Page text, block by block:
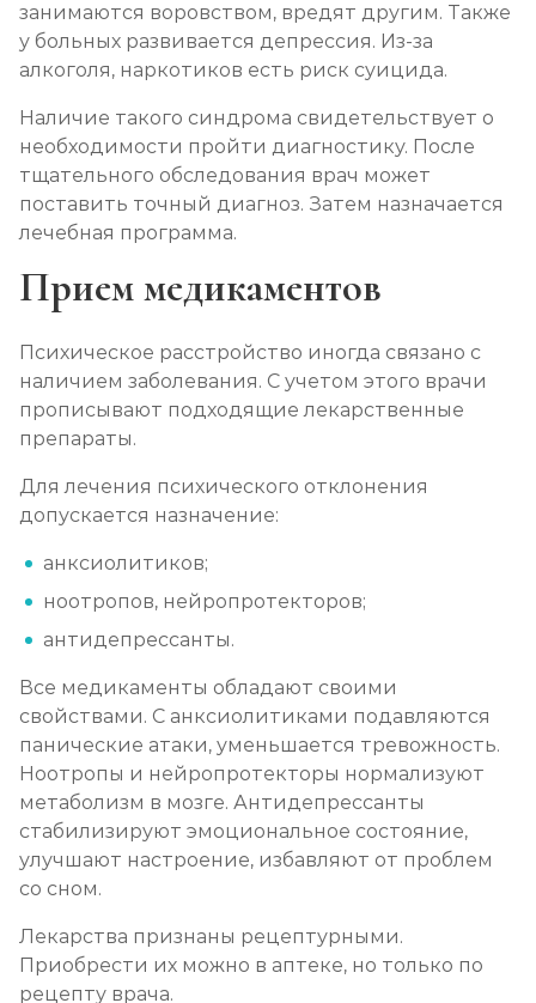
занимаются воровством, вредят другим. Также
у больных развивается депрессия. Из-за
алкоголя, наркотиков есть риск суицида.
Наличие такого синдрома свидетельствует о
необходимости пройти диагностику. После
тщательного обследования врач может
поставить точный диагноз. Затем назначается
лечебная программа.
Прием медикаментов
Психическое расстройство иногда связано с
наличием заболевания. С учетом этого врачи
прописывают подходящие лекарственные
препараты.
Для лечения психического отклонения
допускается назначение:
анксиолитиков;
ноотропов, нейропротекторов;
антидепрессанты.
Все медикаменты обладают своими
свойствами. С анксиолитиками подавляются
панические атаки, уменьшается тревожность.
Ноотропы и нейропротекторы нормализуют
метаболизм в мозге. Антидепрессанты
стабилизируют эмоциональное состояние,
улучшают настроение, избавляют от проблем
со сном.
Лекарства признаны рецептурными.
Приобрести их можно в аптеке, но только по
рецепту врача.